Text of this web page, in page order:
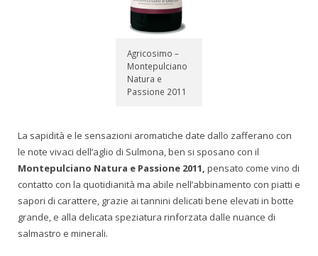
Agricosimo –
Montepulciano
Natura e
Passione 2011
La sapidità e le sensazioni aromatiche date dallo zafferano con
le note vivaci dell’aglio di Sulmona, ben si sposano con il
Montepulciano Natura e Passione 2011, pensato come vino di
contatto con la quotidianità ma abile nell’abbinamento con piatti e
sapori di carattere, grazie ai tannini delicati bene elevati in botte
grande, e alla delicata speziatura rinforzata dalle nuance di
salmastro e minerali.